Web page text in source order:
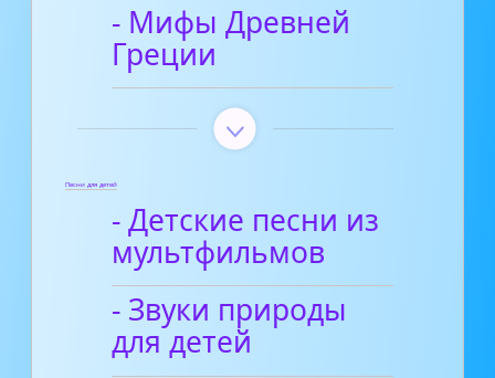
- Мифы Древней
Греции
Песни для детей
- Детские песни из
мультфильмов
- Звуки природы
для детей